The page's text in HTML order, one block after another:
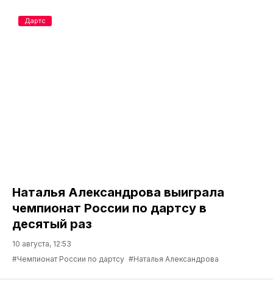
Наталья Александрова выиграла
чемпионат России по дартсу в
десятый раз
10 августа, 12:53
#Чемпионат России по дартсу #Наталья Александрова
Дартс